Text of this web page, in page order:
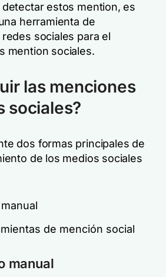
detectar estos mention, es
herramienta de
sociales para el
mention sociales.
las menciones
sociales?
dos formas principales de
de los medios sociales
de mención social
manual